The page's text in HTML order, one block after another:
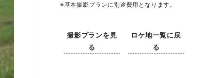
※基本撮影プランに別途費用となります。
撮影プランを見
る
ロケ地一覧に戻
る